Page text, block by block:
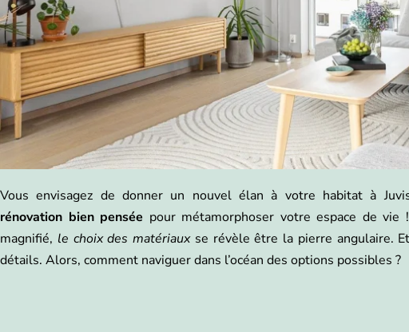
Vous envisagez de donner un nouvel élan à votre habitat à
rénovation bien pensée pour métamorphoser votre espace de
magnifié, le choix des matériauxse révèle être la pierre angulaire.
détails. Alors, comment naviguer dans l’océan des options possibles ?